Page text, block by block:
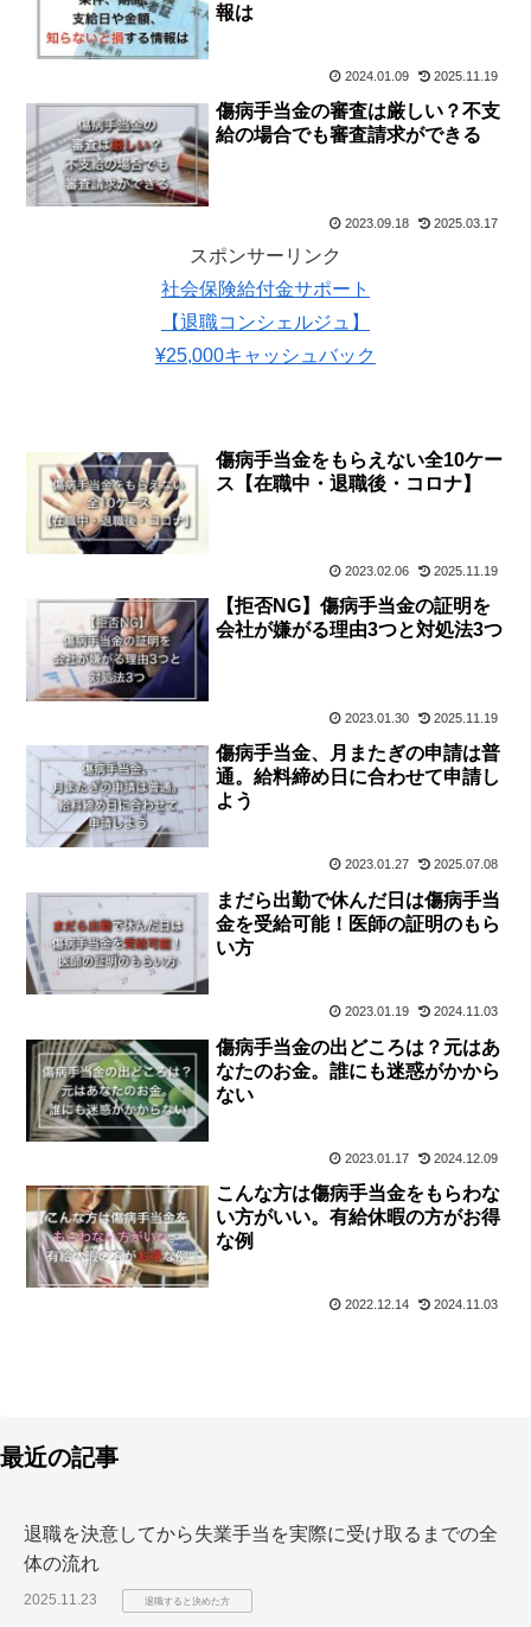
報は
2024.01.09 2025.11.19
傷病手当金の審査は厳しい？不支
給の場合でも審査請求ができる
2023.09.18 2025.03.17
スポンサーリンク
社会保険給付金サポート
【退職コンシェルジュ】
¥25,000キャッシュバック
傷病手当金をもらえない全10ケー
ス【在職中・退職後・コロナ】
2023.02.06 2025.11.19
【拒否NG】傷病手当金の証明を
会社が嫌がる理由3つと対処法3つ
2023.01.30 2025.11.19
傷病手当金、月またぎの申請は普
通。給料締め日に合わせて申請し
よう
2023.01.27 2025.07.08
まだら出勤で休んだ日は傷病手当
金を受給可能！医師の証明のもら
い方
2023.01.19 2024.11.03
傷病手当金の出どころは？元はあ
なたのお金。誰にも迷惑がかから
ない
2023.01.17 2024.12.09
こんな方は傷病手当金をもらわな
い方がいい。有給休暇の方がお得
な例
2022.12.14 2024.11.03
最近の記事
退職を決意してから失業手当を実際に受け取るまでの全
体の流れ
2025.11.23 退職すると決めた方